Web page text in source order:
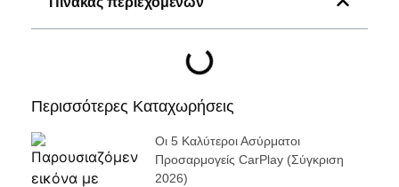
Περισσότερες Καταχωρήσεις
Οι 5 Καλύτεροι Ασύρματοι
Προσαρμογείς CarPlay (σύγκριση
2026)